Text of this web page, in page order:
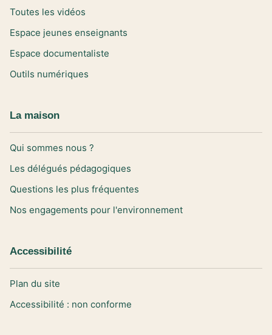
Toutes les vidéos
Espace jeunes enseignants
Espace documentaliste
Outils numériques
La maison
Qui sommes nous ?
Les délégués pédagogiques
Questions les plus fréquentes
Nos engagements pour l'environnement
Accessibilité
Plan du site
Accessibilité : non conforme